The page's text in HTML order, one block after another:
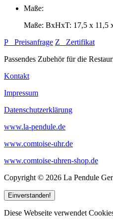
Maße:
Maße: BxHxT: 17,5 x 11,5
P Preisanfrage Z Zertifikat
Passendes Zubehör für die
Kontakt
Impressum
Datenschutzerklärung
www.la-pendule.de
www.comtoise-uhr.de
www.comtoise-uhren-shop.de
Copyright © 2026 La Pendule
Einverstanden!
Diese Webseite verwendet